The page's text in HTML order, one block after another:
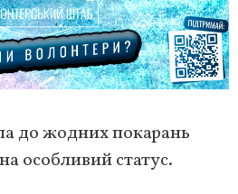
до жодних покарань
особливий статус.